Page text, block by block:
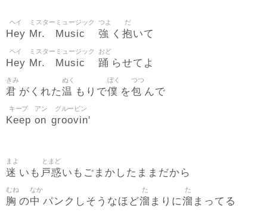
Hey
ヘイ
Mr.
ミスター
Music
ミュージック
強
つよ
く 抱
だ
いて
Hey
ヘイ
Mr.
ミスター
Music
ミュージック
踊
おど
らせてよ
君
きみ
がくれた温
ぬく
もりで僕
ぼく
を包
つつ
んで
Keep
キープ
on
アン
groovin'
グルービン
迷
まよ
いも 戸惑
とまど
いもごまかしたままだから
胸
むね
の中
なか
パンクしそうなほど溜
た
まりに溜
た
まってる